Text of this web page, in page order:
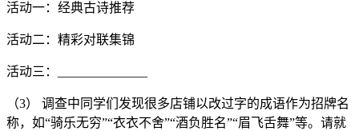
活动一：经典古诗推荐
活动二：精彩对联集锦
活动三：______________
（3） 调查中同学们发现很多店铺以改过字的成语作为招牌名
称，如“骑乐无穷”“衣衣不舍”“酒负胜名”“眉飞舌舞”等。请就